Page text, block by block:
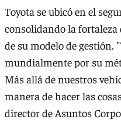
Toyota se ubicó en el
consolidando la
de su modelo de gestión.
mundialmente por su
Más allá de nuestros
manera de hacer las
director de Asuntos